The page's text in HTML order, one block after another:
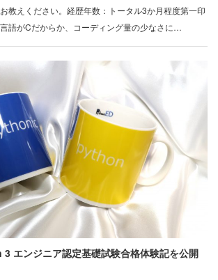
教えください。経歴年数：トータル3か月程度第一印
語がCだからか、コーディング量の少なさに…
エンジニア認定基礎試験合格体験記を公開